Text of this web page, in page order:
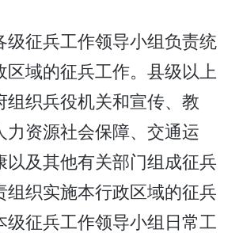
级征兵工作领导小组负责统
区域的征兵工作。县级以上
组织兵役机关和宣传、教
力资源社会保障、交通运
以及其他有关部门组成征兵
组织实施本行政区域的征兵
级征兵工作领导小组日常工